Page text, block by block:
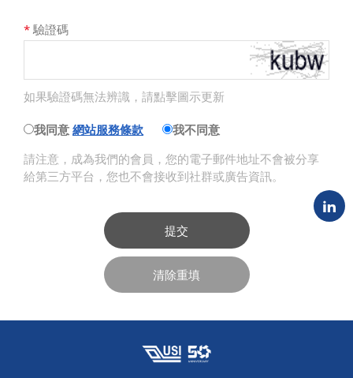
* 驗證碼
如果驗證碼無法辨識，請點擊圖示更新
我同意 網站服務條款
我不同意
請注意，成為我們的會員，您的電子郵件地址不會被分享
給第三方平台，您也不會接收到社群或廣告資訊。
提交
清除重填